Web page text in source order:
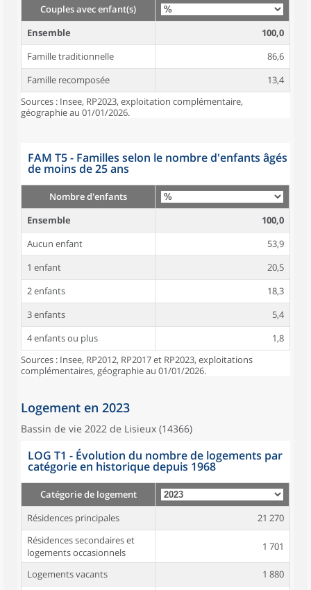
Couples avec enfant(s)
Ensemble
100,0
Famille traditionnelle
86,6
Famille recomposée
13,4
Sources : Insee, RP2023, exploitation complémentaire,
géographie au 01/01/2026.
FAM T5 - Familles selon le nombre d'enfants âgés
de moins de 25 ans
Nombre d'enfants
Ensemble
100,0
Aucun enfant
53,9
1 enfant
20,5
2 enfants
18,3
3 enfants
5,4
4 enfants ou plus
1,8
Sources : Insee, RP2012, RP2017 et RP2023, exploitations
complémentaires, géographie au 01/01/2026.
Logement en 2023
Bassin de vie 2022 de Lisieux (14366)
LOG T1 - Évolution du nombre de logements par
catégorie en historique depuis 1968
Catégorie de logement
Résidences principales
21 270
Résidences secondaires et
logements occasionnels
1 701
Logements vacants
1 880